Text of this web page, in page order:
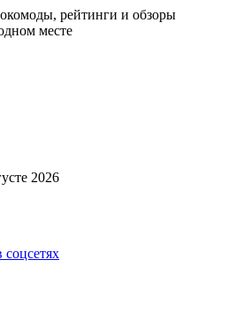
рейтинги и обзоры
месте
2026